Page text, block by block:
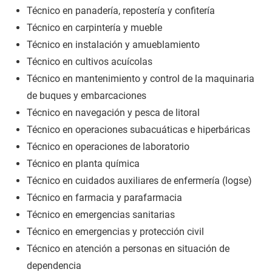
Técnico en panadería, repostería y confitería
Técnico en carpintería y mueble
Técnico en instalación y amueblamiento
Técnico en cultivos acuícolas
Técnico en mantenimiento y control de la maquinaria
de buques y embarcaciones
Técnico en navegación y pesca de litoral
Técnico en operaciones subacuáticas e hiperbáricas
Técnico en operaciones de laboratorio
Técnico en planta química
Técnico en cuidados auxiliares de enfermería (logse)
Técnico en farmacia y parafarmacia
Técnico en emergencias sanitarias
Técnico en emergencias y protección civil
Técnico en atención a personas en situación de
dependencia